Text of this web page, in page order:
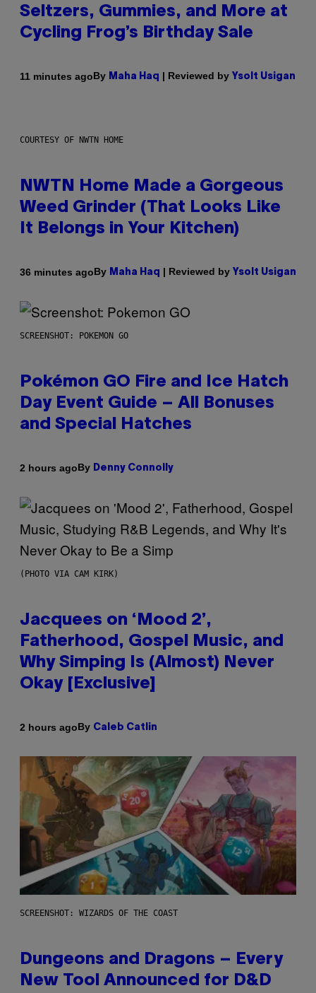
Seltzers, Gummies, and More at
Cycling Frog’s Birthday Sale
11 minutes agoBy Maha Haq | Reviewed by Ysolt Usigan
COURTESY OF NWTN HOME
NWTN Home Made a Gorgeous
Weed Grinder (That Looks Like
It Belongs in Your Kitchen)
36 minutes agoBy Maha Haq | Reviewed by Ysolt Usigan
SCREENSHOT: POKEMON GO
Pokémon GO Fire and Ice Hatch
Day Event Guide – All Bonuses
and Special Hatches
2 hours agoBy Denny Connolly
(PHOTO VIA CAM KIRK)
Jacquees on ‘Mood 2’,
Fatherhood, Gospel Music, and
Why Simping Is (Almost) Never
Okay [Exclusive]
2 hours agoBy Caleb Catlin
SCREENSHOT: WIZARDS OF THE COAST
Dungeons and Dragons – Every
New Tool Announced for D&D